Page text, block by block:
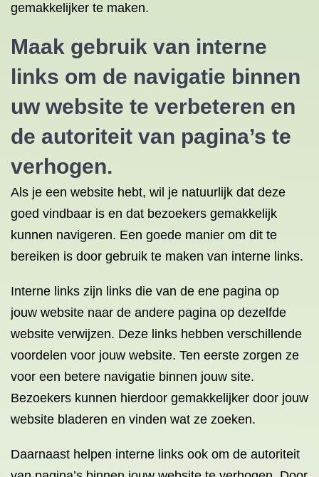
gemakkelijker te maken.
Maak gebruik van interne
links om de navigatie binnen
uw website te verbeteren en
de autoriteit van pagina’s te
verhogen.
Als je een website hebt, wil je natuurlijk dat deze
goed vindbaar is en dat bezoekers gemakkelijk
kunnen navigeren. Een goede manier om dit te
bereiken is door gebruik te maken van interne links.
Interne links zijn links die van de ene pagina op
jouw website naar de andere pagina op dezelfde
website verwijzen. Deze links hebben verschillende
voordelen voor jouw website. Ten eerste zorgen ze
voor een betere navigatie binnen jouw site.
Bezoekers kunnen hierdoor gemakkelijker door jouw
website bladeren en vinden wat ze zoeken.
Daarnaast helpen interne links ook om de autoriteit